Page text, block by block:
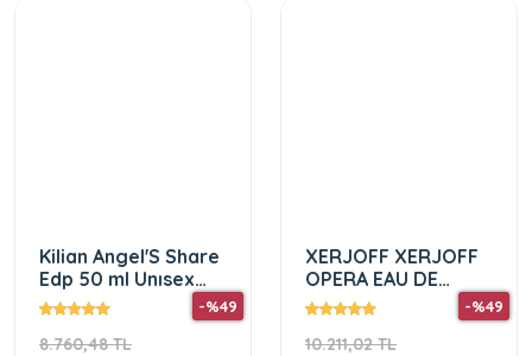
Kilian Angel'S Share
Edp 50 ml Unısex
Parfum
8.760,48 TL
-%49
XERJOFF XERJOFF
OPERA EAU DE
PARFUM 100 ML
10.211,02 TL
-%49